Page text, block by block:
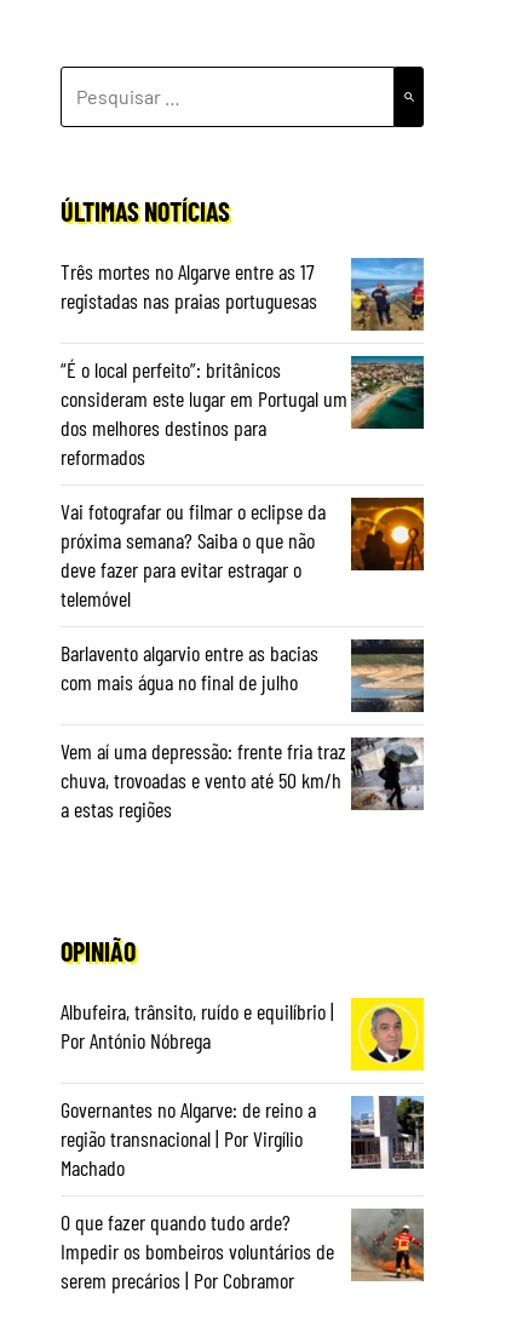
POR:
ÚLTIMAS NOTÍCIAS
Três mortes no Algarve entre as 17
registadas nas praias portuguesas
“É o local perfeito”: britânicos
consideram este lugar em Portugal um
dos melhores destinos para
reformados
Vai fotografar ou filmar o eclipse da
próxima semana? Saiba o que não
deve fazer para evitar estragar o
telemóvel
Barlavento algarvio entre as bacias
com mais água no final de julho
Vem aí uma depressão: frente fria traz
chuva, trovoadas e vento até 50 km/h
a estas regiões
OPINIÃO
Albufeira, trânsito, ruído e equilíbrio |
Por António Nóbrega
Governantes no Algarve: de reino a
região transnacional | Por Virgílio
Machado
O que fazer quando tudo arde?
Impedir os bombeiros voluntários de
serem precários | Por Cobramor